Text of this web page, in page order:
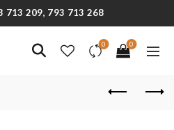
713 209, 793 713 268
0 0